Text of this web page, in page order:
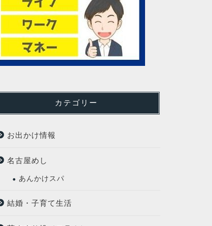
カテゴリー
お出かけ情報
名古屋めし
あんかけスパ
結婚・子育て生活